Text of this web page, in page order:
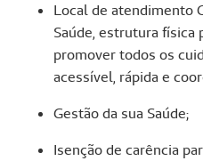
Local de atendimento
Saúde, estrutura física
promover todos os
acessível, rápida e
Gestão da sua Saúde;
Isenção de carência